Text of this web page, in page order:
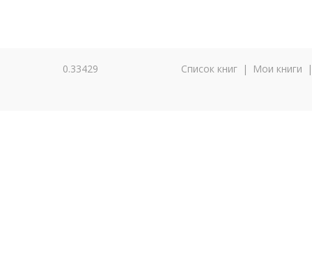
0.33429 Список книг | Мои книги |